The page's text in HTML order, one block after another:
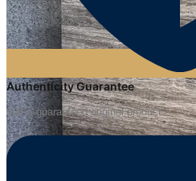
Authenticity Guarantee
100% guaranteed original product